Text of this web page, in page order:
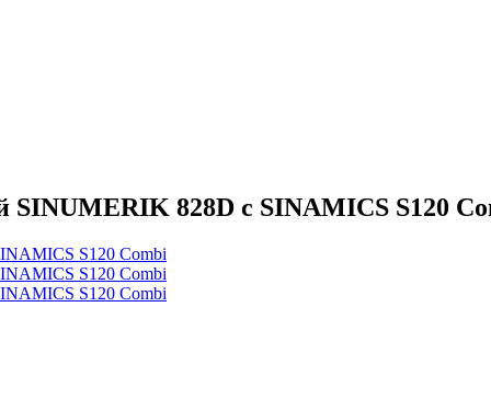
SINUMERIK 828D с SINAMICS S120